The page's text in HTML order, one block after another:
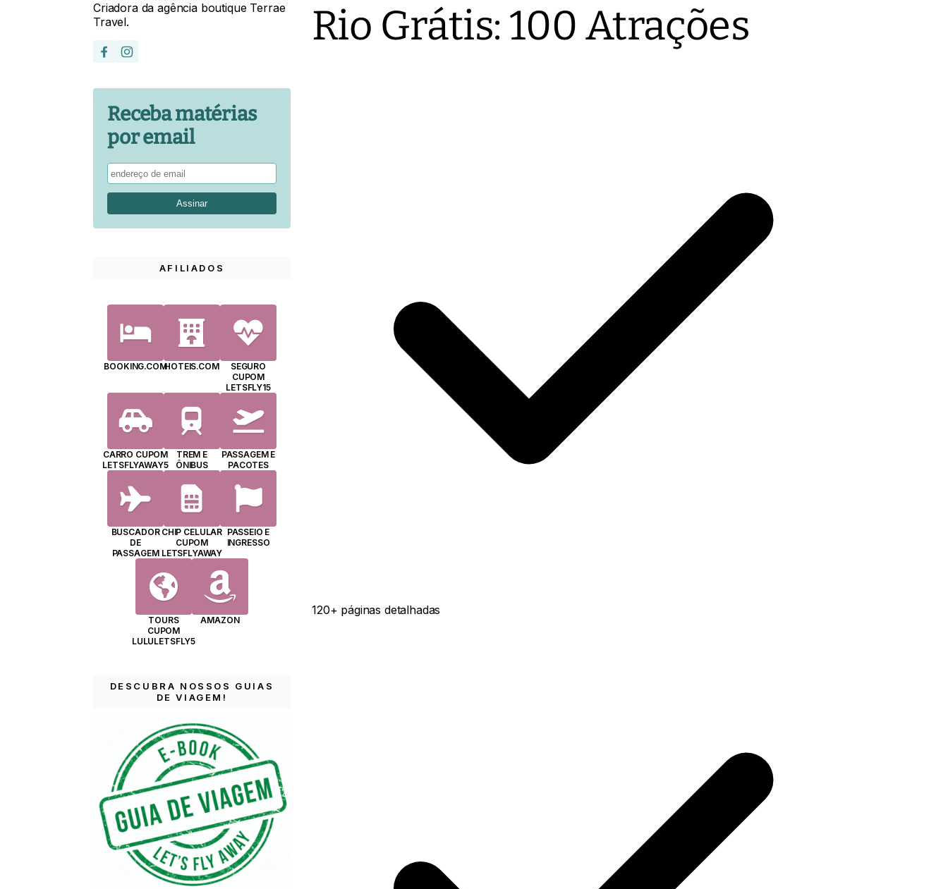
Rio Grátis: 100 Atrações
120+ páginas detalhadas
Criadora da agência boutique Terrae
Travel.
Receba matérias
por email
AFILIADOS
BOOKING.COMHOTEIS.COM
SEGURO
CUPOM
LETSFLY15
CARRO CUPOM
LETSFLYAWAY5
TREM E
ÔNIBUS
PASSAGEM E
PACOTES
BUSCADOR
DE
PASSAGEM
CHIP CELULAR
CUPOM
LETSFLYAWAY
PASSEIO E
INGRESSO
TOURS
CUPOM
LULULETSFLY5
AMAZON
DESCUBRA NOSSOS GUIAS
DE VIAGEM!